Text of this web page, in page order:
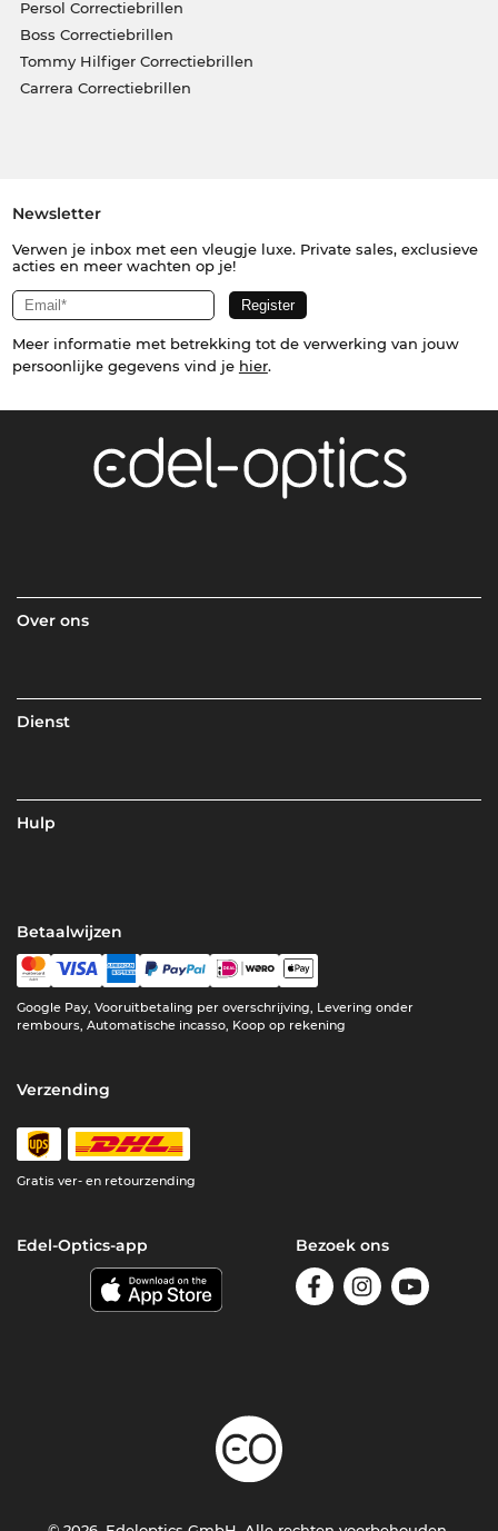
Persol Correctiebrillen
Boss Correctiebrillen
Tommy Hilfiger Correctiebrillen
Carrera Correctiebrillen
Newsletter
Verwen je inbox met een vleugje luxe. Private sales, exclusieve
acties en meer wachten op je!
Meer informatie met betrekking tot de verwerking van jouw
persoonlijke gegevens vind je hier.
Over ons
Dienst
Hulp
Betaalwijzen
Google Pay, Vooruitbetaling per overschrijving, Levering onder
rembours, Automatische incasso, Koop op rekening
Verzending
Gratis ver- en retourzending
Edel-Optics-app Bezoek ons